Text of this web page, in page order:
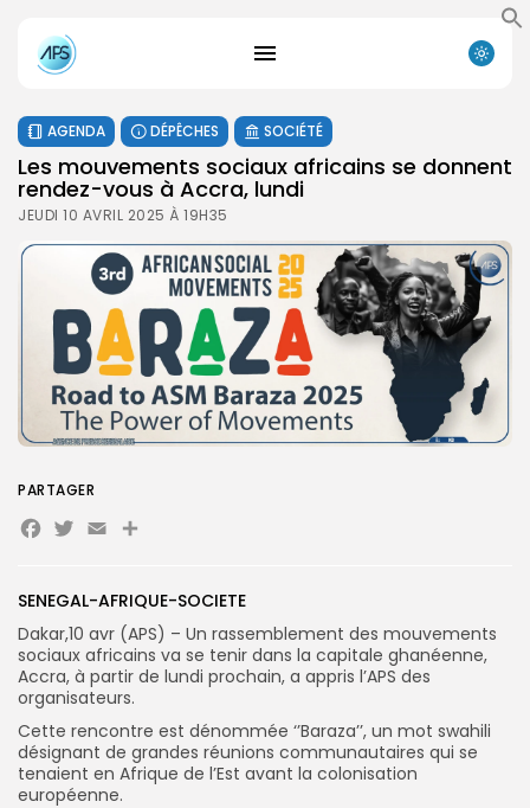
Search
for: Button
FR
AGENDA DÉPÊCHES SOCIÉTÉ
Les mouvements sociaux africains se donnent
rendez-vous à Accra, lundi
JEUDI 10 AVRIL 2025 À 19H35
SENEGAL-AFRIQUE-SOCIETE
Dakar,10 avr (APS) – Un rassemblement des mouvements
sociaux africains va se tenir dans la capitale ghanéenne,
Accra, à partir de lundi prochain, a appris l’APS des
organisateurs.
Cette rencontre est dénommée ‘’Baraza’’, un mot swahili
désignant de grandes réunions communautaires qui se
tenaient en Afrique de l’Est avant la colonisation
européenne.
PARTAGER
Facebook
Twitter
EmailPartager